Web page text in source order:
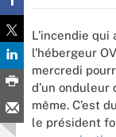
L’incendie qui
l’hébergeur
mercredi
d’un
même. C’est
le président